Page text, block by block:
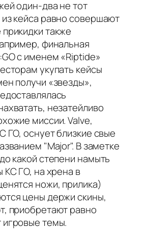
один-два не тот
кейса равно совершают
также
финальная
с именем «Riptide»
укупать кейсы
получи «звезды»,
незатейливо
миссии. Valve,
ГО, оснует близкие свые
"Major". В заметке
какой степени намыть
КС ГО, на хрена в
ножи, прилика)
цены держи скины,
приобретают равно
темы.